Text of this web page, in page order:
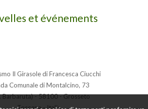
et événements
Il Girasole di Francesca Ciucchi
Comunale di Montalcino, 73
Barbaruta) - 58100 - Grosseto